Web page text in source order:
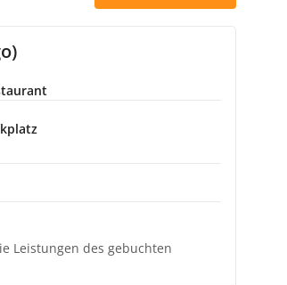
Leistungen des gebuchten